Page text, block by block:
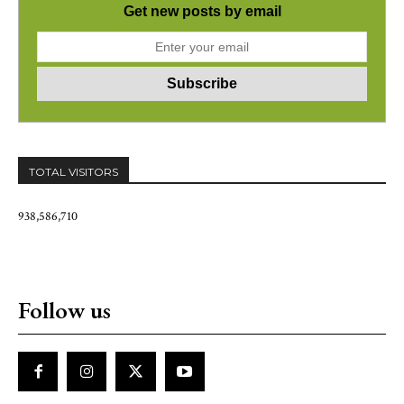
Get new posts by email
TOTAL VISITORS
938,586,710
Follow us